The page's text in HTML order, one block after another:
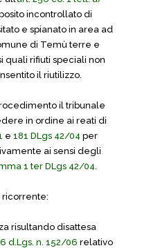
incontrollato di
e spianato in area ad
di Temù terre e
quali rifiuti speciali non
il riutilizzo.
il tribunale
in ordine ai reati di
e 181 DLgs 42/04 per
ai sensi degli
1 ter DLgs 42/04.
ricorrente:
risultando disattesa
d.Lgs. n. 152/06 relativo